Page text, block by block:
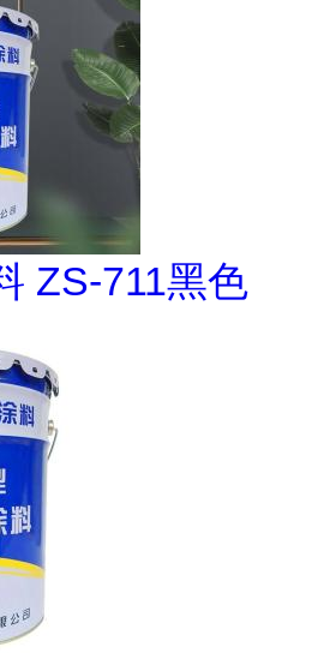
ZS-711黑色